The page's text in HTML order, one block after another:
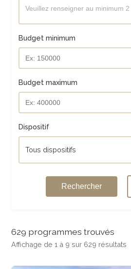
Budget minimum
Budget maximum
Dispositif
Tous dispositifs
Rechercher
629 programmes trouvés
Affichage de 1 à 9 sur 629 résultats